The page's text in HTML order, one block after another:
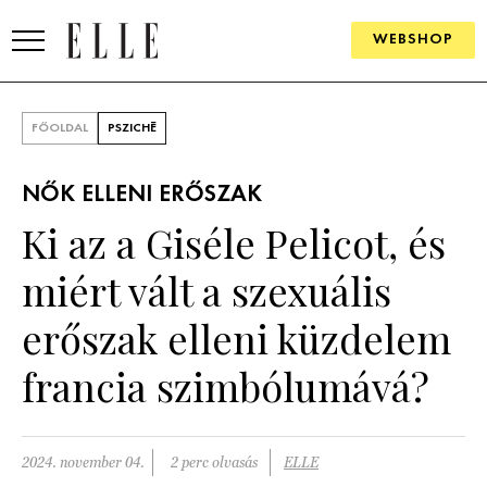
WEBSHOP
SZÉPSÉG
PÁRKAPCSOLAT
FŐOLDAL PSZICHÉ
NŐK ELLENI ERŐSZAK
Ki az a Giséle Pelicot, és
miért vált a szexuális
erőszak elleni küzdelem
francia szimbólumává?
2024. november 04. 2 perc olvasás ELLE